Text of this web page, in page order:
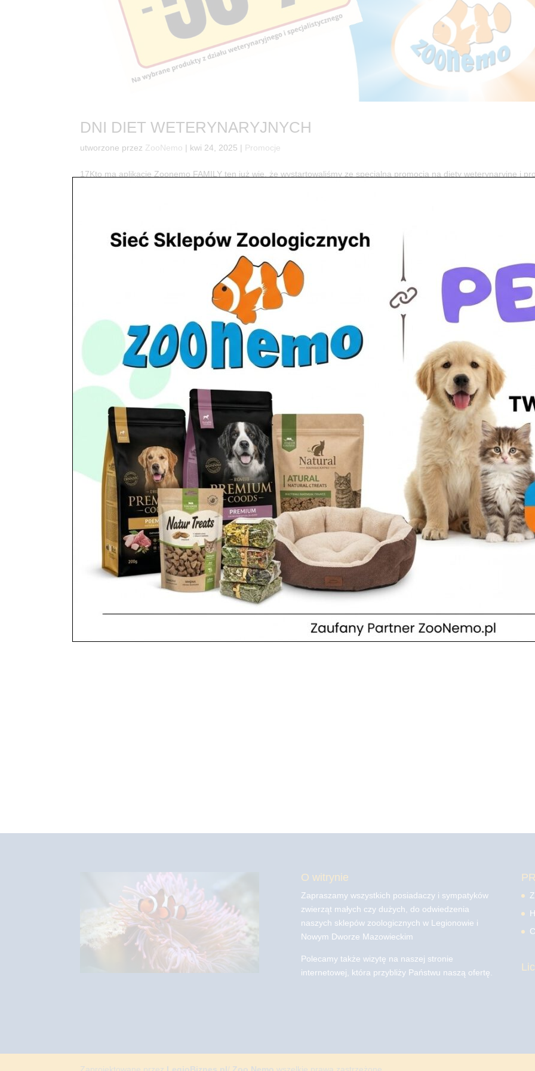
DNI DIET WETERYNARYJNYCH
utworzone przez ZooNemo | kwi 24, 2025 | Promocje
17Kto ma aplikację Zoonemo FAMILY ten już wie, że wystartowaliśmy ze specjalną promocją na diety weterynaryjne i
O witrynie
Zapraszamy wszystkich posiadaczy i sympatyków
zwierząt małych czy dużych, do odwiedzenia
naszych sklepów zoologicznych w Legionowie i
Nowym Dworze Mazowieckim
Polecamy także wizytę na naszej stronie
internetowej, która przybliży Państwu naszą ofertę.